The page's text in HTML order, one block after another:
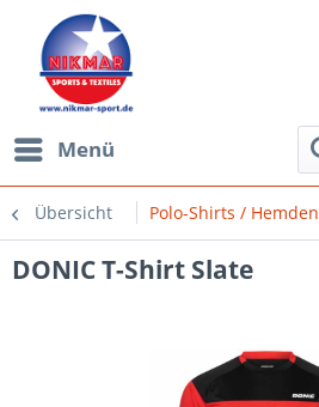
Menü
Übersicht Polo-Shirts / Hemden
DONIC T-Shirt Slate